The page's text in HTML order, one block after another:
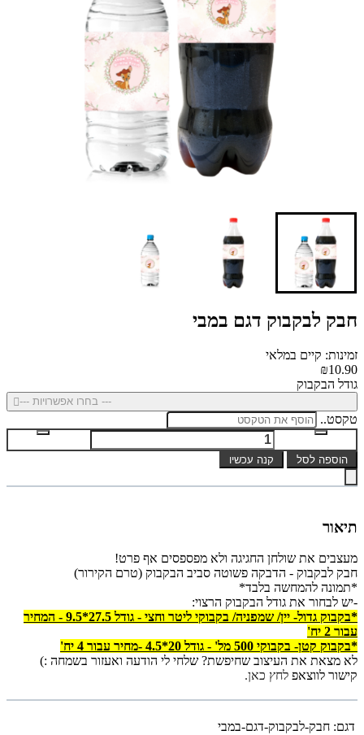
חבק לבקבוק דגם במבי
זמינות: קיים במלאי
₪10.90
גודל הבקבוק
--- בחרו אפשרויות ---
טקסט..
הוספה לסל קנה עכשיו
תיאור
מעצבים את שולחן החגיגה ולא מפספסים אף פרט!
חבק לבקבוק - הדבקה פשוטה סביב הבקבוק (טרם הקירור)
*תמונה להמחשה בלבד*
-יש לבחור את גודל הבקבוק הרצוי:
*בקבוק גדול- יין/ שמפניה/ בקבוקי ליטר וחצי - גודל 27.5*9.5 - ה
מחיר
עבור 2 יח'
*בקבוק קטן- בקבוקי 500 מל' - גודל 20*4.5 -
מחיר עבור 4 יח'
לא מצאת את העיצוב שחיפשת? שלחי לי הודעה ואעזור בשמחה :)
קישור לווצאפ לחץ כאן.
דגם: חבק-לבקבוק-דגם-במבי